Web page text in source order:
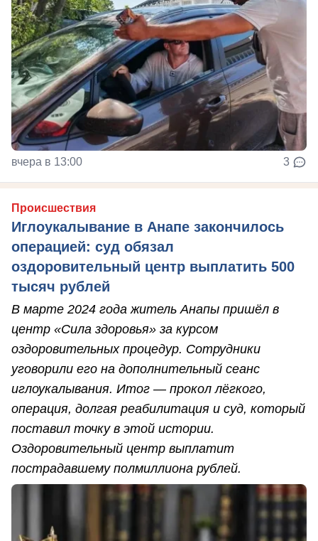
вчера в 13:00 3
Происшествия
Иглоукалывание в Анапе закончилось
операцией: суд обязал
оздоровительный центр выплатить 500
тысяч рублей
В марте 2024 года житель Анапы пришёл в
центр «Сила здоровья» за курсом
оздоровительных процедур. Сотрудники
уговорили его на дополнительный сеанс
иглоукалывания. Итог — прокол лёгкого,
операция, долгая реабилитация и суд, который
поставил точку в этой истории.
Оздоровительный центр выплатит
пострадавшему полмиллиона рублей.